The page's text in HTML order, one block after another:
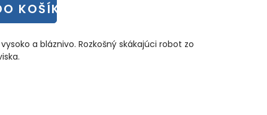
KOŠÍKA
a bláznivo. Rozkošný skákajúci robot zo